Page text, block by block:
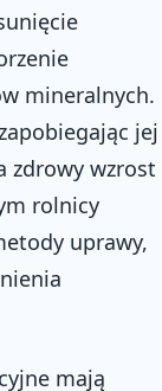
mineralnych.
jej
zdrowy wzrost
rolnicy
uprawy,
mają